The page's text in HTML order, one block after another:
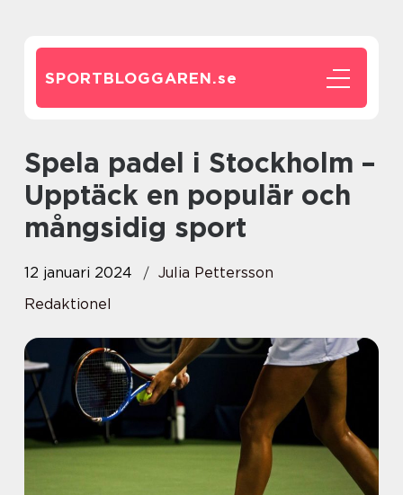
SPORTBLOGGAREN.se
Spela padel i Stockholm –
Upptäck en populär och
mångsidig sport
12 januari 2024
Julia Pettersson
Redaktionel